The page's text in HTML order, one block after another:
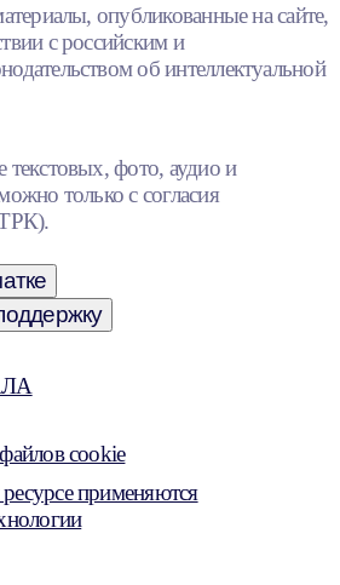
опубликованные на сайте,
с российским и
об интеллектуальной
фото, аудио и
только с согласия
cookie
применяются